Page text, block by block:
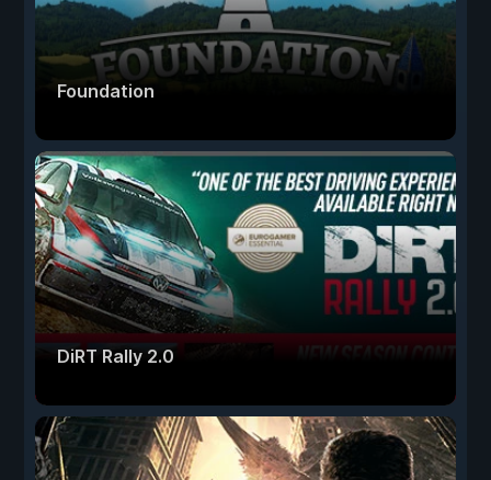
Foundation
DiRT Rally 2.0